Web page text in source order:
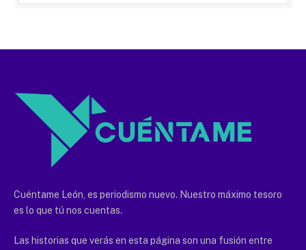
Cuéntame León, es periodismo nuevo. Nuestro máximo tesoro
es lo que tú nos cuentas.
Las historias que verás en esta página son una fusión entre